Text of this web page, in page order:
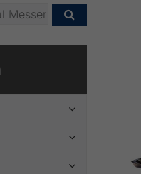



